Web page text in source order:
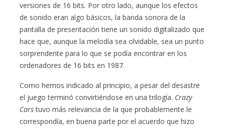
versiones de 16 bits. Por otro lado, aunque los efectos
de sonido eran algo básicos, la banda sonora de la
pantalla de presentación tiene un sonido digitalizado que
hace que, aunque la melodía sea olvidable, sea un punto
sorprendente para lo que se podía encontrar en los
ordenadores de 16 bits en 1987.
Como hemos indicado al principio, a pesar del desastre
el juego terminó convirtiéndose en una trilogía. Crazy
Carstuvo más relevancia de la que probablemente le
correspondía, en buena parte por el acuerdo que hizo